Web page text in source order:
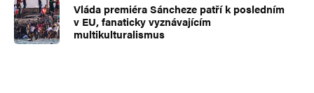
Vláda premiéra Sáncheze patří k posledním
v EU, fanaticky vyznávajícím
multikulturalismus